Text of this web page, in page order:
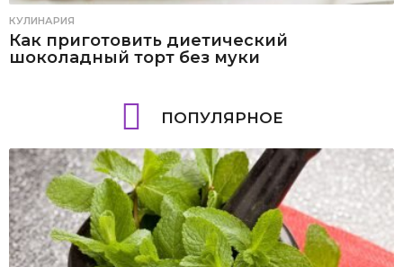
КУЛИНАРИЯ
Как приготовить диетический
шоколадный торт без муки
ПОПУЛЯРНОЕ